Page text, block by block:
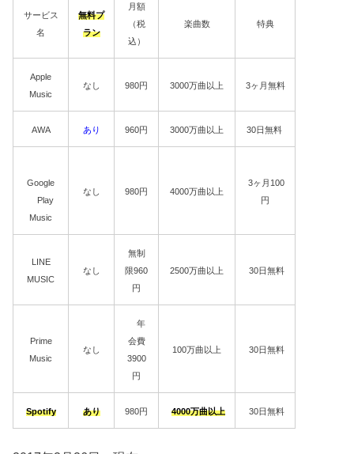
サービス
名
無料プ
ラン
月額
（税
込）
楽曲数 特典
Apple
Music
なし 980円 3000万曲以上 3ヶ月無料
AWA あり 960円 3000万曲以上 30日無料
Google
Play
Music
なし 980円 4000万曲以上
3ヶ月100
円
LINE
MUSIC
なし
無制
限960
円
2500万曲以上 30日無料
Prime
Music
なし
年
会費
3900
円
100万曲以上 30日無料
Spotify あり 980円 4000万曲以上 30日無料